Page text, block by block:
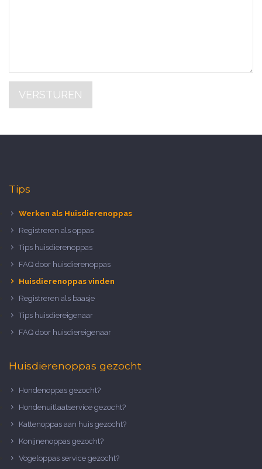
VERSTUREN
Tips
Werken als Huisdierenoppas
Registreren als oppas
Tips huisdierenoppas
FAQ door huisdierenoppas
Huisdierenoppas vinden
Registreren als baasje
Tips huisdiereigenaar
FAQ door huisdiereigenaar
Huisdierenoppas gezocht
Hondenoppas gezocht?
Hondenuitlaatservice gezocht?
Kattenoppas aan huis gezocht?
Konijnenoppas gezocht?
Vogeloppas service gezocht?